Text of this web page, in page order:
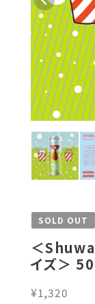
SOLD OUT
＜
イズ＞
¥1,320